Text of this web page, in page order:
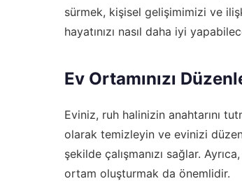
sürmek, kişisel gelişimimizi ve
hayatınızı nasıl daha iyi
Ev Ortamınızı
Eviniz, ruh halinizin anahtarını
olarak temizleyin ve evinizi
şekilde çalışmanızı sağlar.
ortam oluşturmak da önemlidir.